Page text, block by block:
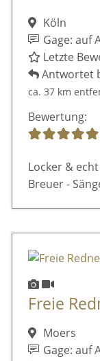
Köln
Gage: auf
Letzte
Antwortet
ca. 37 km
Bewertung:
Locker &
Breuer -
Freie
Moers
Gage: auf